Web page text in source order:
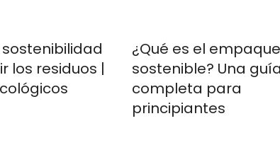
sostenibilidad
los residuos |
¿Qué es el empaque
sostenible? Una guía
completa para
principiantes